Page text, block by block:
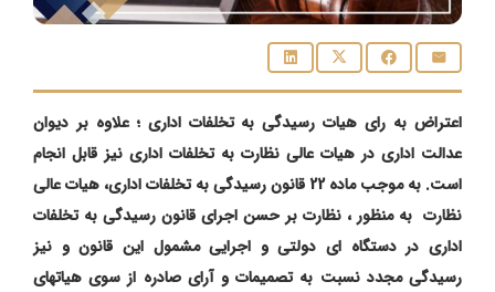
اعتراض به رای هیات رسیدگی به تخلفات اداری ؛ علاوه بر دیوان
عدالت اداری در هیات عالی نظارت به تخلفات اداری نیز قابل انجام
است. به موجب ماده 22 قانون رسیدگی به تخلفات اداری، هیات عالی
نظارت به منظور ، نظارت بر حسن اجرای قانون رسیدگی به تخلفات
اداری در دستگاه ای دولتی و اجرایی مشمول این قانون و نیز
رسیدگی مجدد نسبت به تصمیمات و آرای صادره از سوی هیاتهای